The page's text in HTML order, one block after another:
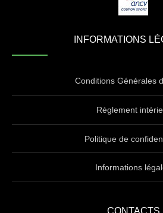
INFORMATIONS
Conditions Générales
Règlement
Politique de
Informations
CONTACTS